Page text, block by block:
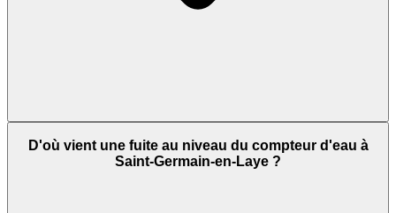
D'où vient une fuite au niveau du compteur d'eau à
Saint-Germain-en-Laye ?